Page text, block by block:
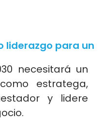
liderazgo para un
necesitará un
estratega,
y lidere